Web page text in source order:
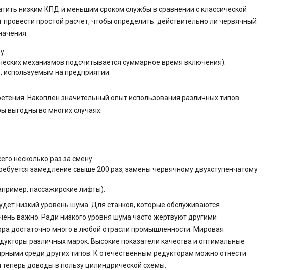
низким КПД и меньшим сроком службы в сравнении с классической
простой расчет, чтобы определить: действительно ли червячный
механизмов подсчитывается суммарное время включения).
используемым на предприятии.
Накоплен значительный опыт использования различных типов
выгодны во многих случаях.
несколько раз за смену.
замедление свыше 200 раз, замены червячному двухступенчатому
пассажирские лифты).
низкий уровень шума. Для станков, которые обслуживаются
важно. Ради низкого уровня шума часто жертвуют другими
достаточно много в любой отрасли промышленности. Мировая
различных марок. Высокие показатели качества и оптимальные
среди других типов. К отечественным редукторам можно отнести
доводы в пользу цилиндрической схемы.